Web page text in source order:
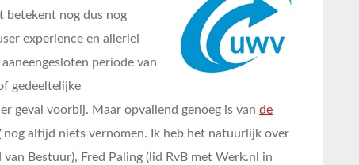
betekent nog dus nog
experience en allerlei
periode van
gedeeltelijke
geval voorbij. Maar opvallend genoeg is van de
nog altijd niets vernomen. Ik heb het natuurlijk over
Bestuur), Fred Paling (lid RvB met Werk.nl in